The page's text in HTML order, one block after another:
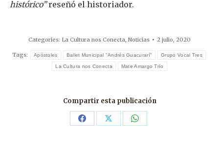
histórico”reseñó el historiador.
Categories: La Cultura nos Conecta Noticias 2 julio, 2020
Tags: Apóstoles Ballet Municipal "Andrés Guacurarí" Grupo Vocal Tres
La Cultura nos Conecta Mate Amargo Trío
Compartir esta publicación
Share Share Share